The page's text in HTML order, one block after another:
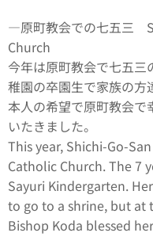
―原町教会での七五三
Church
今年は原町教会で七五
稚園の卒園生で家族の方
本人の希望で原町教会で
いたきました。
This year, Shichi-Go-
Catholic Church. The 7
Sayuri Kindergarten.
to go to a shrine, but at
Bishop Koda blessed